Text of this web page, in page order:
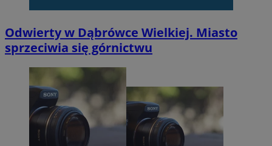
Odwierty w Dąbrówce Wielkiej. Miasto
sprzeciwia się górnictwu